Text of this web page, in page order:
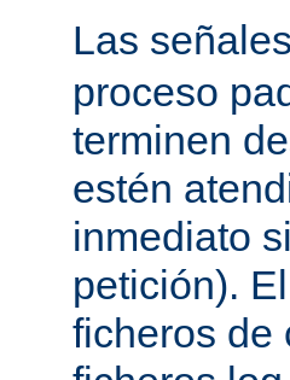
Las señales
proceso
terminen
estén
inmediato
petición).
ficheros de